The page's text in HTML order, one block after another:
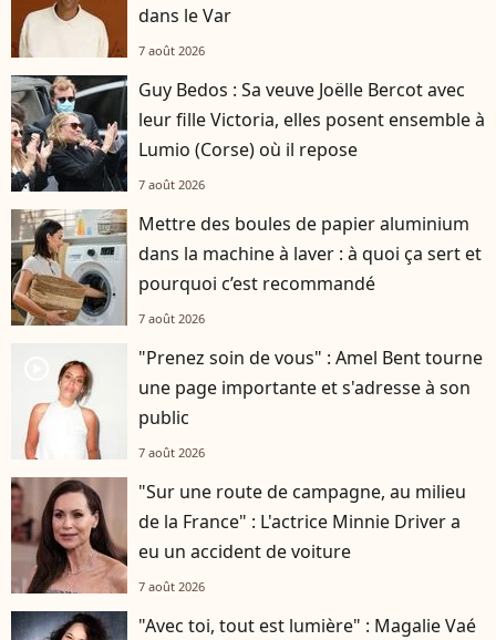
dans le Var
7 août 2026
Guy Bedos : Sa veuve Joëlle Bercot avec
leur fille Victoria, elles posent ensemble à
Lumio (Corse) où il repose
7 août 2026
Mettre des boules de papier aluminium
dans la machine à laver : à quoi ça sert et
pourquoi c’est recommandé
7 août 2026
"Prenez soin de vous" : Amel Bent tourne
une page importante et s'adresse à son
public
7 août 2026
"Sur une route de campagne, au milieu
de la France" : L'actrice Minnie Driver a
eu un accident de voiture
7 août 2026
"Avec toi, tout est lumière" : Magalie Vaé